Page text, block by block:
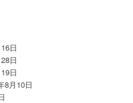
日
日
日
8月10日